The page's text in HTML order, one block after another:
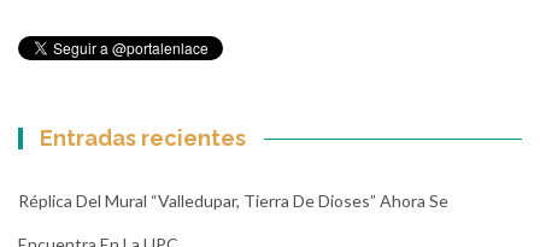
Entradas recientes
Réplica Del Mural “Valledupar, Tierra De Dioses” Ahora Se